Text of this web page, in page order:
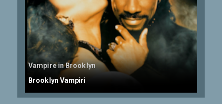
Vampire in Brooklyn
Brooklyn Vampiri